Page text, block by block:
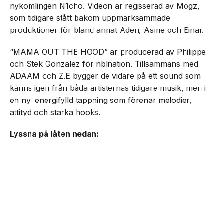
nykomlingen N1cho. Videon är regisserad av Mogz,
som tidigare stått bakom uppmärksammade
produktioner för bland annat Aden, Asme och Einar.
“MAMA OUT THE HOOD” är producerad av Philippe
och Stek Gonzalez för nblnation. Tillsammans med
ADAAM och Z.E bygger de vidare på ett sound som
känns igen från båda artisternas tidigare musik, men i
en ny, energifylld tappning som förenar melodier,
attityd och starka hooks.
Lyssna på låten nedan: